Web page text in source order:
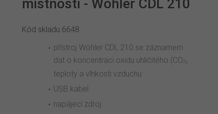
místnosti - Wöhler CDL 210
Kód skladu 6648
přístroj Wöhler CDL 210 se záznamem
dat o koncentraci oxidu uhličitého (CO2),
teploty a vlhkosti vzduchu
USB kabel
napájecí zdroj